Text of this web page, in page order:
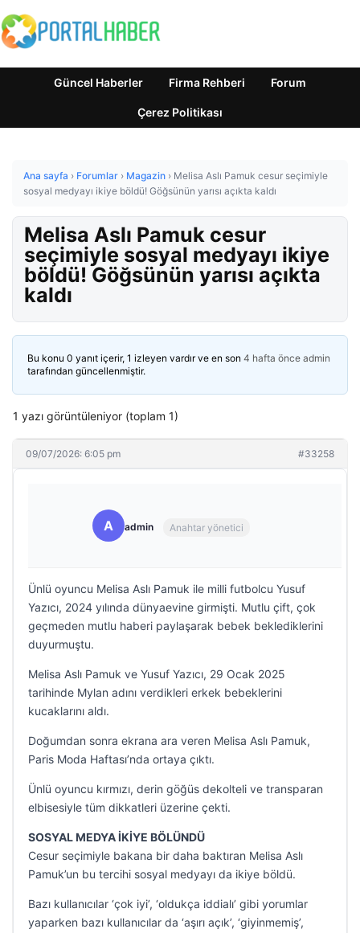
Güncel Haberler Firma Rehberi Forum
Çerez Politikası
Ana sayfa › Forumlar › Magazin › Melisa Aslı Pamuk cesur seçimiyle
sosyal medyayı ikiye böldü! Göğsünün yarısı açıkta kaldı
Melisa Aslı Pamuk cesur
seçimiyle sosyal medyayı ikiye
böldü! Göğsünün yarısı açıkta
kaldı
Bu konu 0 yanıt içerir, 1 izleyen vardır ve en son 4 hafta önce admin
tarafından güncellenmiştir.
1 yazı görüntüleniyor (toplam 1)
09/07/2026: 6:05 pm #33258
A admin Anahtar yönetici
Ünlü oyuncu Melisa Aslı Pamuk ile milli futbolcu Yusuf
Yazıcı, 2024 yılında dünyaevine girmişti. Mutlu çift, çok
geçmeden mutlu haberi paylaşarak bebek beklediklerini
duyurmuştu.
Melisa Aslı Pamuk ve Yusuf Yazıcı, 29 Ocak 2025
tarihinde Mylan adını verdikleri erkek bebeklerini
kucaklarını aldı.
Doğumdan sonra ekrana ara veren Melisa Aslı Pamuk,
Paris Moda Haftası’nda ortaya çıktı.
Ünlü oyuncu kırmızı, derin göğüs dekolteli ve transparan
elbisesiyle tüm dikkatleri üzerine çekti.
SOSYAL MEDYA İKİYE BÖLÜNDÜ
Cesur seçimiyle bakana bir daha baktıran Melisa Aslı
Pamuk’un bu tercihi sosyal medyayı da ikiye böldü.
Bazı kullanıcılar ‘çok iyi’, ‘oldukça iddialı’ gibi yorumlar
yaparken bazı kullanıcılar da ‘aşırı açık’, ‘giyinmemiş’,